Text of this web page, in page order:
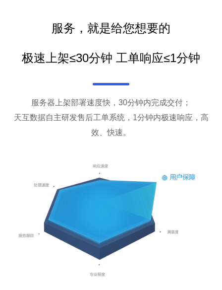
服务，就是给您想要的
极速上架≤30分钟 工单响应≤1分钟
服务器上架部署速度快，30分钟内完成交付；
天互数据自主研发售后工单系统，1分钟内极速响应，高
效、快速。